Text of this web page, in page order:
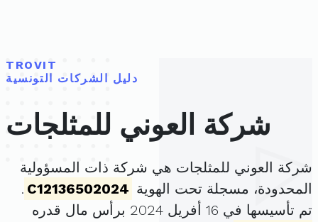
TROVIT
دليل الشركات التونسية
شركة العوني للمثلجات
شركة العوني للمثلجات هي شركة ذات المسؤولية
المحدودة، مسجلة تحت الهوية C12136502024
.
تم تأسيسها في 16 أفريل 2024 برأس مال قدره